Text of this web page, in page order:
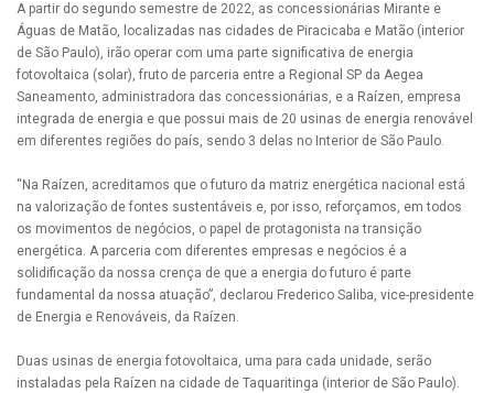
A partir do segundo semestre de 2022, as concessionárias Mirante e
Águas de Matão, localizadas nas cidades de Piracicaba e Matão (interior
de São Paulo), irão operar com uma parte significativa de energia
fotovoltaica (solar), fruto de parceria entre a Regional SP da Aegea
Saneamento, administradora das concessionárias, e a Raízen, empresa
integrada de energia e que possui mais de 20 usinas de energia renovável
em diferentes regiões do país, sendo 3 delas no Interior de São Paulo.
“Na Raízen, acreditamos que o futuro da matriz energética nacional está
na valorização de fontes sustentáveis e, por isso, reforçamos, em todos
os movimentos de negócios, o papel de protagonista na transição
energética. A parceria com diferentes empresas e negócios é a
solidificação da nossa crença de que a energia do futuro é parte
fundamental da nossa atuação”, declarou Frederico Saliba, vice-presidente
de Energia e Renováveis, da Raízen.
Duas usinas de energia fotovoltaica, uma para cada unidade, serão
instaladas pela Raízen na cidade de Taquaritinga (interior de São Paulo).